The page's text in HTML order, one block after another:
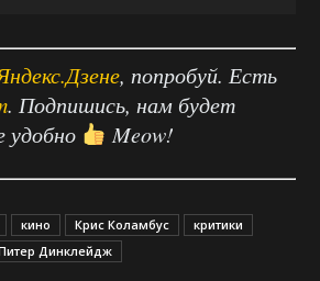
, попробуй. Есть
. Подпишись, нам будет
удобно
Meow!
кино Крис Коламбус
критики
Динклейдж